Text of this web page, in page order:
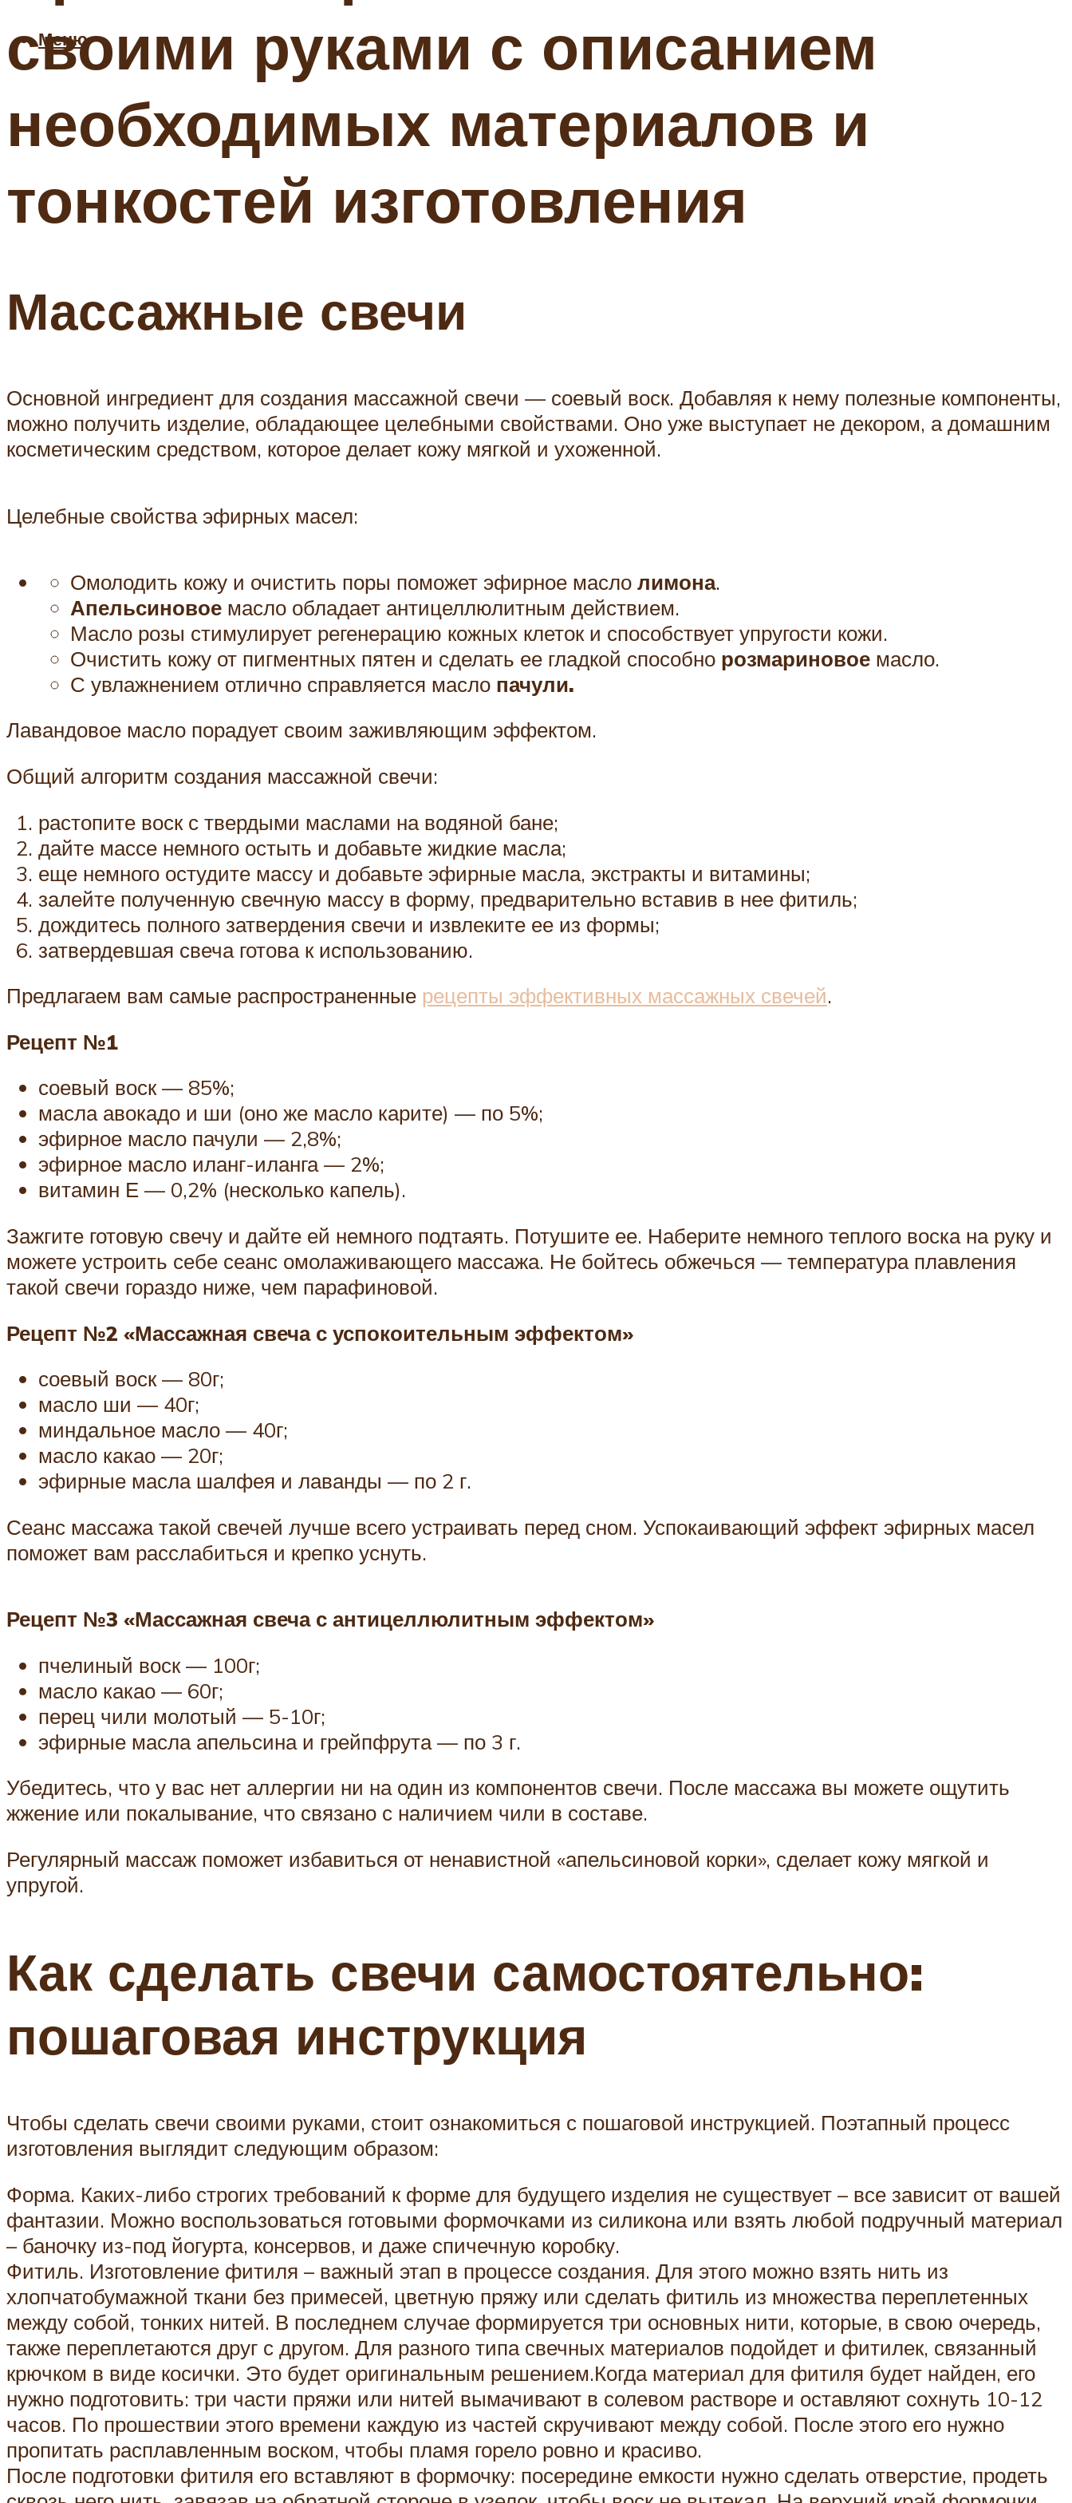
Меню
своими руками с описанием
необходимых материалов и
тонкостей изготовления
Массажные свечи
Основной ингредиент для создания массажной свечи — соевый воск. Добавляя к нему полезные компоненты,
можно получить изделие, обладающее целебными свойствами. Оно уже выступает не декором, а домашним
косметическим средством, которое делает кожу мягкой и ухоженной.
Целебные свойства эфирных масел:
Омолодить кожу и очистить поры поможет эфирное масло лимона.
Апельсиновое масло обладает антицеллюлитным действием.
Масло розы стимулирует регенерацию кожных клеток и способствует упругости кожи.
Очистить кожу от пигментных пятен и сделать ее гладкой способно розмариновое масло.
С увлажнением отлично справляется масло пачули.
Лавандовое масло порадует своим заживляющим эффектом.
Общий алгоритм создания массажной свечи:
растопите воск с твердыми маслами на водяной бане;
дайте массе немного остыть и добавьте жидкие масла;
еще немного остудите массу и добавьте эфирные масла, экстракты и витамины;
залейте полученную свечную массу в форму, предварительно вставив в нее фитиль;
дождитесь полного затвердения свечи и извлеките ее из формы;
затвердевшая свеча готова к использованию.
Предлагаем вам самые распространенные рецепты эффективных массажных свечей.
Рецепт №1
соевый воск — 85%;
масла авокадо и ши (оно же масло карите) — по 5%;
эфирное масло пачули — 2,8%;
эфирное масло иланг-иланга — 2%;
витамин Е — 0,2% (несколько капель).
Зажгите готовую свечу и дайте ей немного подтаять. Потушите ее. Наберите немного теплого воска на руку и
можете устроить себе сеанс омолаживающего массажа. Не бойтесь обжечься — температура плавления
такой свечи гораздо ниже, чем парафиновой.
Рецепт №2 «Массажная свеча с успокоительным эффектом»
соевый воск — 80г;
масло ши — 40г;
миндальное масло — 40г;
масло какао — 20г;
эфирные масла шалфея и лаванды — по 2 г.
Сеанс массажа такой свечей лучше всего устраивать перед сном. Успокаивающий эффект эфирных масел
поможет вам расслабиться и крепко уснуть.
Рецепт №3 «Массажная свеча с антицеллюлитным эффектом»
пчелиный воск — 100г;
масло какао — 60г;
перец чили молотый — 5-10г;
эфирные масла апельсина и грейпфрута — по 3 г.
Убедитесь, что у вас нет аллергии ни на один из компонентов свечи. После массажа вы можете ощутить
жжение или покалывание, что связано с наличием чили в составе.
Регулярный массаж поможет избавиться от ненавистной «апельсиновой корки», сделает кожу мягкой и
упругой.
Как сделать свечи самостоятельно:
пошаговая инструкция
Чтобы сделать свечи своими руками, стоит ознакомиться с пошаговой инструкцией. Поэтапный процесс
изготовления выглядит следующим образом:
Форма. Каких-либо строгих требований к форме для будущего изделия не существует – все зависит от вашей
фантазии. Можно воспользоваться готовыми формочками из силикона или взять любой подручный материал
– баночку из-под йогурта, консервов, и даже спичечную коробку.
Фитиль. Изготовление фитиля – важный этап в процессе создания. Для этого можно взять нить из
хлопчатобумажной ткани без примесей, цветную пряжу или сделать фитиль из множества переплетенных
между собой, тонких нитей. В последнем случае формируется три основных нити, которые, в свою очередь,
также переплетаются друг с другом. Для разного типа свечных материалов подойдет и фитилек, связанный
крючком в виде косички. Это будет оригинальным решением.Когда материал для фитиля будет найден, его
нужно подготовить: три части пряжи или нитей вымачивают в солевом растворе и оставляют сохнуть 10-12
часов. По прошествии этого времени каждую из частей скручивают между собой. После этого его нужно
пропитать расплавленным воском, чтобы пламя горело ровно и красиво.
После подготовки фитиля его вставляют в формочку: посередине емкости нужно сделать отверстие, продеть